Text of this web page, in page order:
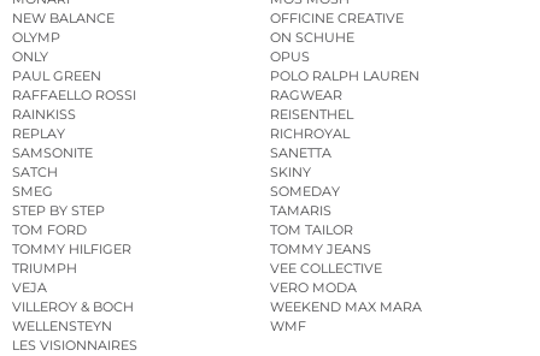
NEW BALANCE
OFFICINE CREATIVE
OLYMP
ON SCHUHE
ONLY
OPUS
PAUL GREEN
POLO RALPH LAUREN
RAFFAELLO ROSSI
RAGWEAR
RAINKISS
REISENTHEL
REPLAY
RICHROYAL
SAMSONITE
SANETTA
SATCH
SKINY
SMEG
SOMEDAY
STEP BY STEP
TAMARIS
TOM FORD
TOM TAILOR
TOMMY HILFIGER
TOMMY JEANS
TRIUMPH
VEE COLLECTIVE
VEJA
VERO MODA
VILLEROY & BOCH
WEEKEND MAX MARA
WELLENSTEYN
WMF
LES VISIONNAIRES